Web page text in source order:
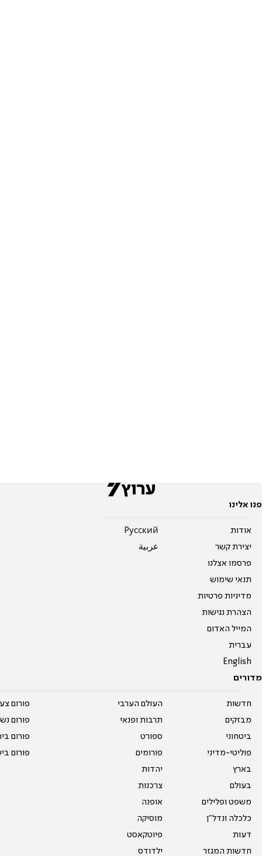
פנו אלינו
אודות
יצירת קשר
פרסמו אצלנו
תנאי שימוש
מדיניות פרטיות
הצהרת נגישות
המייל האדום
עברית
English
Pусский
عربية
מדורים
חדשות
מבזקים
ביטחוני
פוליטי-מדיני
בארץ
בעולם
משפט ופלילים
כלכלה ונדל"ן
דעות
חדשות המגזר
העולם הערבי
תרבות ופנאי
ספורט
פורומים
יהדות
צרכנות
אופנה
מוסיקה
פיוטקאסט
ילדודס
פורום
פורום
פורום
פורום